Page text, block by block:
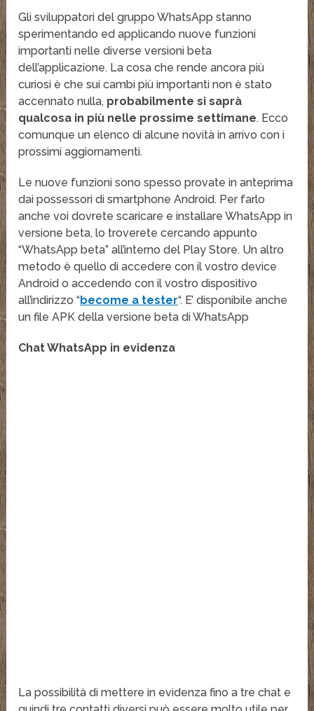
Gli sviluppatori del gruppo WhatsApp stanno
sperimentando ed applicando nuove funzioni
importanti nelle diverse versioni beta
dell’applicazione. La cosa che rende ancora più
curiosi è che sui cambi più importanti non è stato
accennato nulla, probabilmente si saprà
qualcosa in più nelle prossime settimane. Ecco
comunque un elenco di alcune novità in arrivo con i
prossimi aggiornamenti.
Le nuove funzioni sono spesso provate in anteprima
dai possessori di smartphone Android. Per farlo
anche voi dovrete scaricare e installare WhatsApp in
versione beta, lo troverete cercando appunto
“WhatsApp beta” all’interno del Play Store. Un altro
metodo è quello di accedere con il vostro device
Android o accedendo con il vostro dispositivo
all’indirizzo “become a tester“. E’ disponibile anche
un file APK della versione beta di WhatsApp
Chat WhatsApp in evidenza
La possibilità di mettere in evidenza fino a tre chat e